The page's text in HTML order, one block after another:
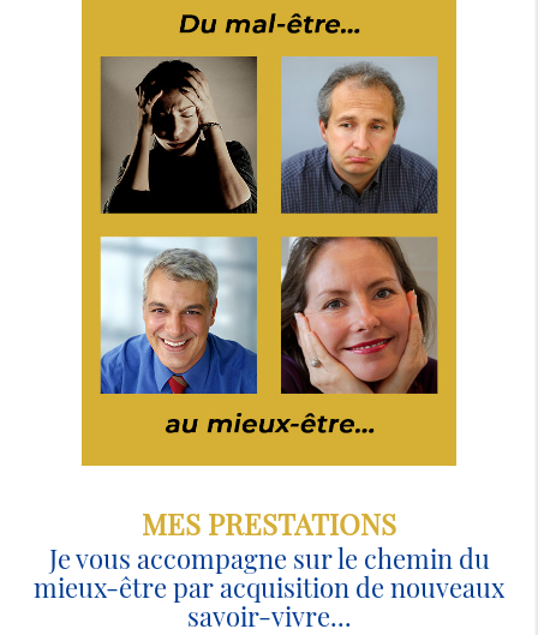
MES PRESTATIONS
Je vous accompagne sur le chemin du
mieux-être par acquisition de nouveaux
savoir-vivre...